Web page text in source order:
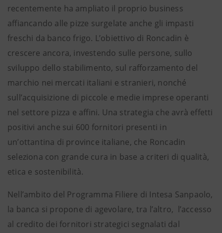
recentemente ha ampliato il proprio business
affiancando alle pizze surgelate anche gli impasti
freschi da banco frigo. L’obiettivo di Roncadin è
crescere ancora, investendo sulle persone, sullo
sviluppo dello stabilimento, sul rafforzamento del
marchio nei mercati italiani e stranieri, nonché
sull’acquisizione di piccole e medie imprese operanti
nel settore pizza e affini. Una strategia che avrà effetti
positivi anche sui 600 fornitori presenti in
un’ottantina di province italiane, che Roncadin
seleziona con grande cura in base a criteri di qualità,
etica e sostenibilità.
Nell’ambito del Programma Filiere di Intesa Sanpaolo,
la banca si propone di agevolare, tra l’altro, l’accesso
al credito dei fornitori strategici segnalati dal